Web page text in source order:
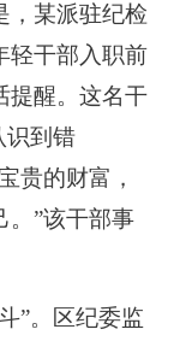
，某派驻纪检
轻干部入职前
提醒。这名干
识到错
贵的财富，
。”该干部事
”。区纪委监